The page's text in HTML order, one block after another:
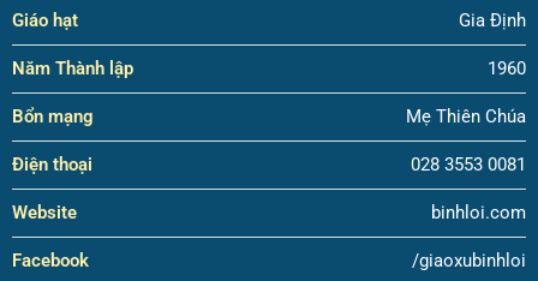
Giáo hạt Gia Định
Năm Thành lập 1960
Bổn mạng Mẹ Thiên Chúa
Điện thoại 028 3553 0081
Website binhloi.com
Facebook /giaoxubinhloi